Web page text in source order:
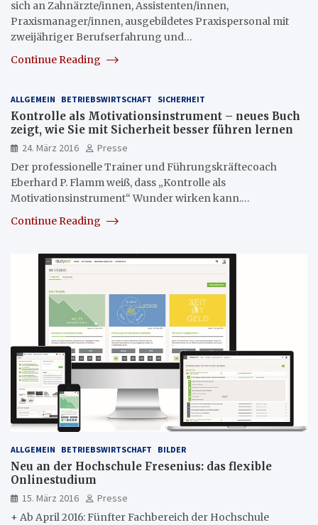
sich an Zahnärzte/innen, Assistenten/innen,
Praxismanager/innen, ausgebildetes Praxispersonal mit
zweijähriger Berufserfahrung und…
Continue Reading
ALLGEMEIN BETRIEBSWIRTSCHAFT SICHERHEIT
Kontrolle als Motivationsinstrument – neues Buch
zeigt, wie Sie mit Sicherheit besser führen lernen
24. März 2016
Presse
Der professionelle Trainer und Führungskräftecoach
Eberhard P. Flamm weiß, dass „Kontrolle als
Motivationsinstrument“ Wunder wirken kann.…
Continue Reading
ALLGEMEIN BETRIEBSWIRTSCHAFT BILDER
Neu an der Hochschule Fresenius: das flexible
Onlinestudium
15. März 2016
Presse
+ Ab April 2016: Fünfter Fachbereich der Hochschule